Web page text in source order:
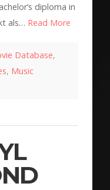
diploma in
als… Read More
Database,
, Music